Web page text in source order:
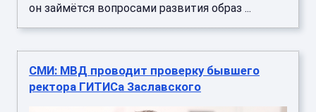
он займётся вопросами развития образ ...
СМИ: МВД проводит проверку бывшего
ректора ГИТИСа Заславского